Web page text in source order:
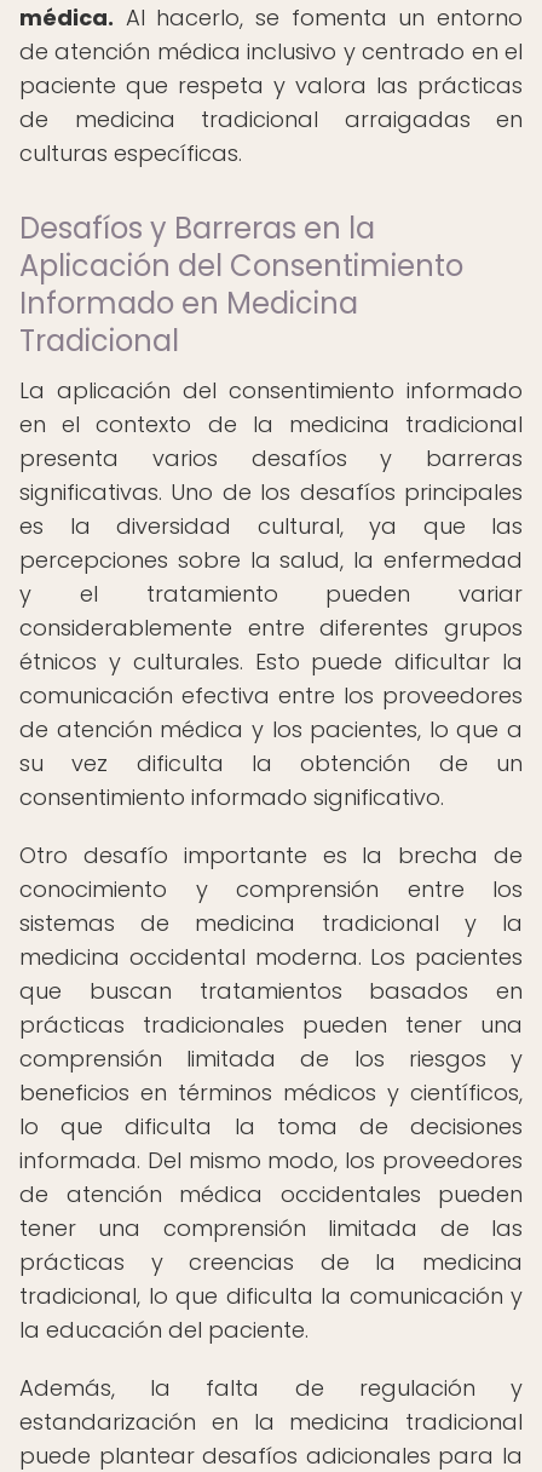
médica. Al hacerlo, se fomenta un entorno
de atención médica inclusivo y centrado en el
paciente que respeta y valora las prácticas
de medicina tradicional arraigadas en
culturas específicas.
Desafíos y Barreras en la
Aplicación del Consentimiento
Informado en Medicina
Tradicional
La aplicación del consentimiento informado
en el contexto de la medicina tradicional
presenta varios desafíos y barreras
significativas. Uno de los desafíos principales
es la diversidad cultural, ya que las
percepciones sobre la salud, la enfermedad
y el tratamiento pueden variar
considerablemente entre diferentes grupos
étnicos y culturales. Esto puede dificultar la
comunicación efectiva entre los proveedores
de atención médica y los pacientes, lo que a
su vez dificulta la obtención de un
consentimiento informado significativo.
Otro desafío importante es la brecha de
conocimiento y comprensión entre los
sistemas de medicina tradicional y la
medicina occidental moderna. Los pacientes
que buscan tratamientos basados en
prácticas tradicionales pueden tener una
comprensión limitada de los riesgos y
beneficios en términos médicos y científicos,
lo que dificulta la toma de decisiones
informada. Del mismo modo, los proveedores
de atención médica occidentales pueden
tener una comprensión limitada de las
prácticas y creencias de la medicina
tradicional, lo que dificulta la comunicación y
la educación del paciente.
Además, la falta de regulación y
estandarización en la medicina tradicional
puede plantear desafíos adicionales para la